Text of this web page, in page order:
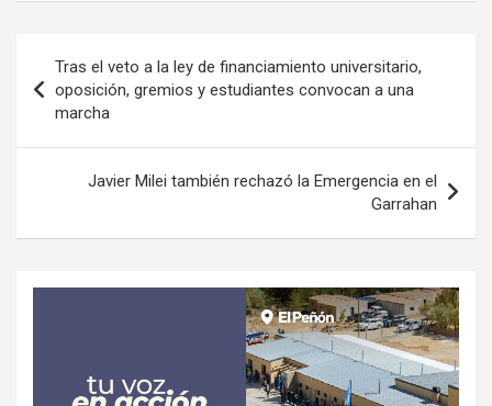
de
entradas
Tras el veto a la ley de financiamiento universitario,
oposición, gremios y estudiantes convocan a una
marcha
Javier Milei también rechazó la Emergencia en el
Garrahan